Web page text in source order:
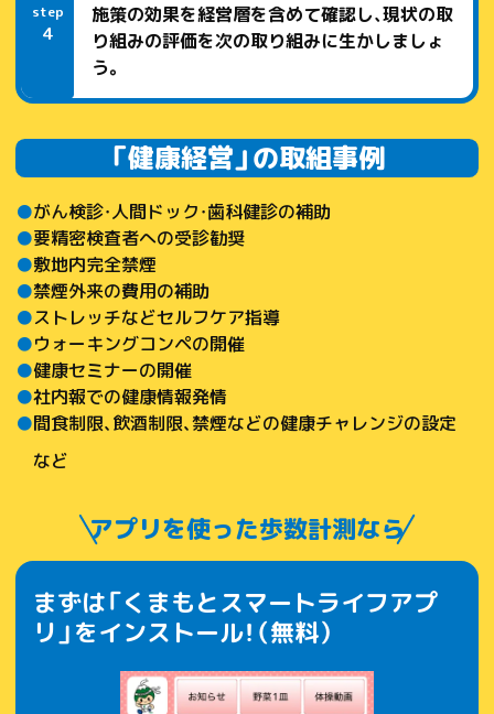
step
4
施策の効果を経営層を含めて確認し、現状の取
り組みの評価を次の取り組みに生かしましょ
う。
「健康経営」の取組事例
がん検診・人間ドック・歯科健診の補助
要精密検査者への受診勧奨
敷地内完全禁煙
禁煙外来の費用の補助
ストレッチなどセルフケア指導
ウォーキングコンペの開催
健康セミナーの開催
社内報での健康情報発情
間食制限、飲酒制限、禁煙などの健康チャレンジの設定
など
アプリを使った歩数計測なら
まずは「くまもとスマートライフアプ
リ」をインストール！（無料）